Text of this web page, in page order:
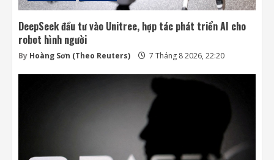
DeepSeek đầu tư vào Unitree, hợp tác phát triển AI cho
robot hình người
By Hoàng Sơn (Theo Reuters) 7 Tháng 8 2026, 22:20